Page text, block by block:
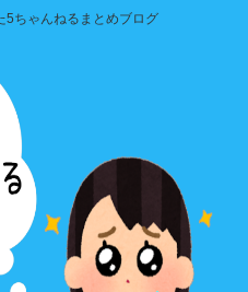
5ちゃんねるまとめブログ